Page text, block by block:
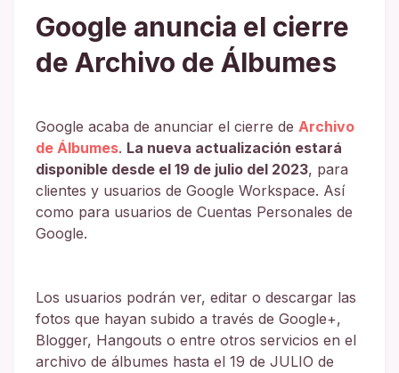
Google anuncia el cierre
de Archivo de Álbumes
Google acaba de anunciar el cierre de Archivo
de Álbumes. La nueva actualización estará
disponible desde el 19 de julio del 2023, para
clientes y usuarios de Google Workspace. Así
como para usuarios de Cuentas Personales de
Google.
Los usuarios podrán ver, editar o descargar las
fotos que hayan subido a través de Google+,
Blogger, Hangouts o entre otros servicios en el
archivo de álbumes hasta el 19 de JULIO de